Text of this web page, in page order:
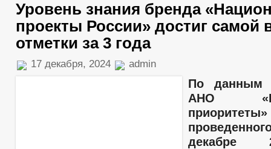
Уровень знания бренда
проекты России» достиг самой
отметки за 3 года
17 декабря, 2024 admin
По данным
АНО
декабре